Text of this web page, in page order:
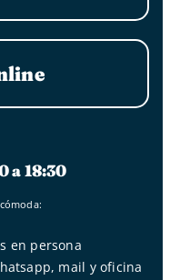
a 18:30
en persona
mail y oficina